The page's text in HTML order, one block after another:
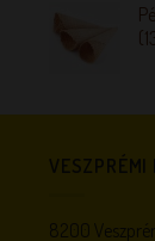
VESZPRÉMI
8200